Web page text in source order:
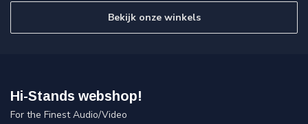
Bekijk onze winkels
Hi-Stands webshop!
For the Finest Audio/Video